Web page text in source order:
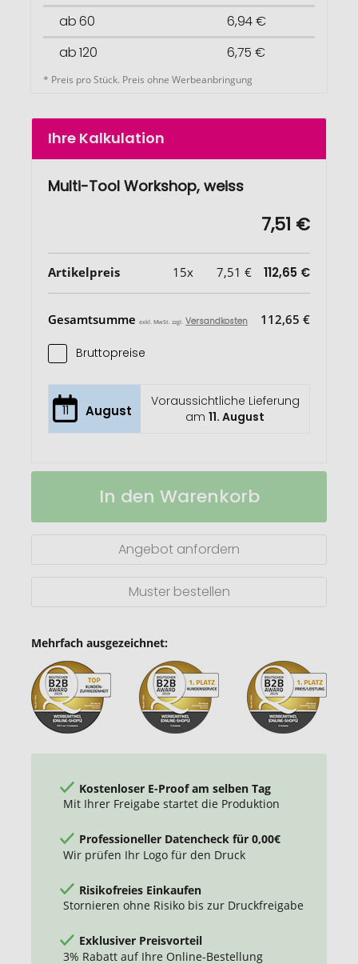
ab 60
6,94 €
ab 120
6,75 €
* Preis pro Stück. Preis ohne Werbeanbringung
Ihre Kalkulation
Multi-Tool Workshop, weiss
7,51 €
Artikelpreis 15x 7,51 € 112,65 €
Gesamtsumme exkl. MwSt. zzgl. Versandkosten 112,65 €
Bruttopreise
11 August
Voraussichtliche Lieferung
am11. August
Multi-
Auf
In den Warenkorb
Angebot anfordern
Muster bestellen
Mehrfach ausgezeichnet:
Kostenloser E-Proof am selben Tag
Mit Ihrer Freigabe startet die Produktion
Professioneller Datencheck für 0,00€
Wir prüfen Ihr Logo für den Druck
Risikofreies Einkaufen
Stornieren ohne Risiko bis zur Druckfreigabe
Exklusiver Preisvorteil
3% Rabatt auf Ihre Online-Bestellung